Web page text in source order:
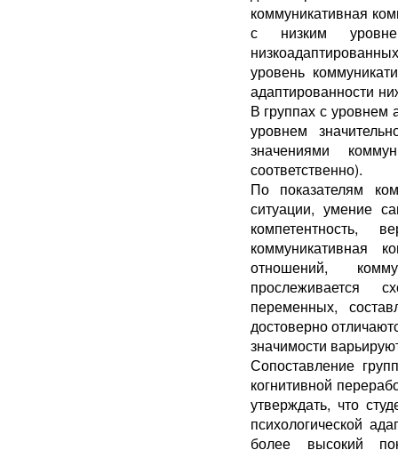
коммуникативная
с низким
уровень
адаптированности
В группах с уровнем
уровнем
значениями
соответственно).
По показателям
ситуации, умение
компетентность,
коммуникативная
отношений,
прослеживается
переменных,
достоверно
значимости
Сопоставление
когнитивной
утверждать, что
психологической
более высокий